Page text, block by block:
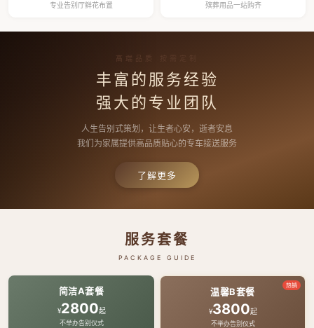
专业告别厅鲜花布置 殡葬用品一站购齐
高端品质 按需定制
丰富的服务经验
强大的专业团队
人生告别式策划，让生者心安，逝者安息
我们为家属提供高品质贴心的专车接送服务
了解更多
服务套餐
PACKAGE GUIDE
简洁A套餐
¥2800起
不举办告别仪式
热销
温馨B套餐
¥3800起
不举办告别仪式